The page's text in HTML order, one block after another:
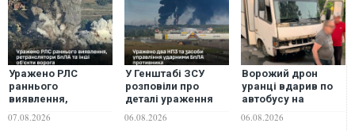
Уражено РЛС
раннього
виявлення,
БпЛА та інші
07.08.2026
У Генштабі ЗСУ
розповіли про
деталі ураження
НПЗ та інші удари
06.08.2026
Ворожий дрон
уранці вдарив по
автобусу на
шестеро людей
06.08.2026